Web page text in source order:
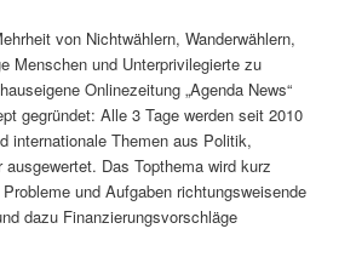
von Nichtwählern, Wanderwählern,
Menschen und Unterprivilegierte zu
Onlinezeitung „Agenda News“
gegründet: Alle 3 Tage werden seit 2010
internationale Themen aus Politik,
Das Topthema wird kurz
und Aufgaben richtungsweisende
dazu Finanzierungsvorschläge